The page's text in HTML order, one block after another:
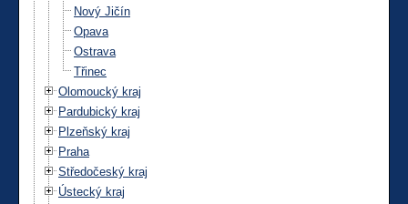
Nový Jičín
Opava
Ostrava
Třinec
Olomoucký kraj
Pardubický kraj
Plzeňský kraj
Praha
Středočeský kraj
Ústecký kraj